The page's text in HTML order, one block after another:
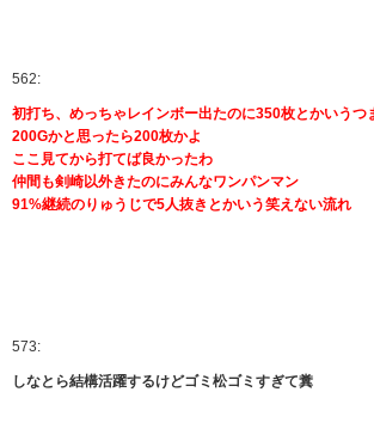
562:
初打ち、めっちゃレインボー出たのに350枚とかいうつ
200Gかと思ったら200枚かよ
ここ見てから打てば良かったわ
仲間も剣崎以外きたのにみんなワンパンマン
91%継続のりゅうじで5人抜きとかいう笑えない流れ
573:
しなとら結構活躍するけどゴミ松ゴミすぎて糞